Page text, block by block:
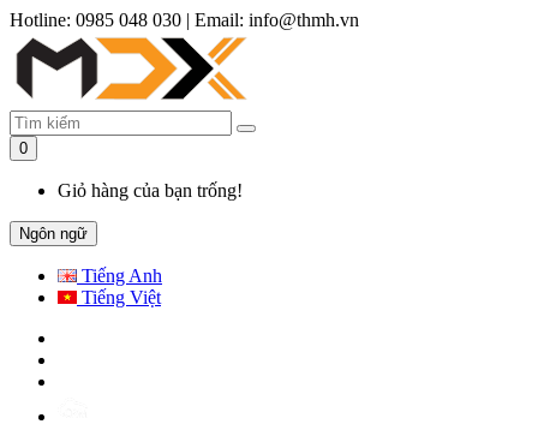
Hotline: 0985 048 030 | Email: info@thmh.vn
0
Giỏ hàng của bạn trống!
Ngôn ngữ
Tiếng Anh
Tiếng Việt